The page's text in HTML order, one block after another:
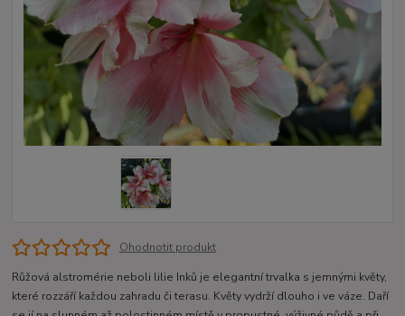
Ohodnotit produkt
Růžová alstromérie neboli lilie Inků je elegantní trvalka s jemnými květy,
které rozzáří každou zahradu či terasu. Květy vydrží dlouho i ve váze. Daří